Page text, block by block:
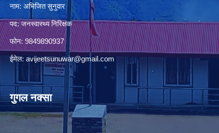
नाम: अभिजित सुनुवार
पद: जनस्वास्थ्य निरिक्षक
फोन: 9849890937
ईमेल: avijeetsunuwar@gmail.com
गुगल नक्सा